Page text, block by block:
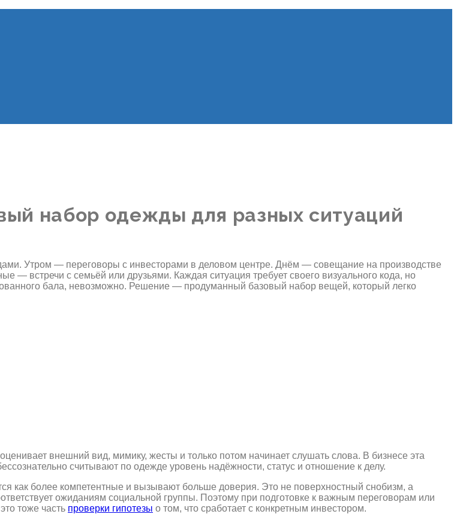
набор одежды для разных ситуаций
Утром — переговоры с инвесторами в деловом центре. Днём — совещание на производстве
встречи с семьёй или друзьями. Каждая ситуация требует своего визуального кода, но
бала, невозможно. Решение — продуманный базовый набор вещей, который легко
внешний вид, мимику, жесты и только потом начинает слушать слова. В бизнесе эта
считывают по одежде уровень надёжности, статус и отношение к делу.
как более компетентные и вызывают больше доверия. Это не поверхностный снобизм, а
ожиданиям социальной группы. Поэтому при подготовке к важным переговорам или
тоже часть проверки гипотезы о том, что сработает с конкретным инвестором.